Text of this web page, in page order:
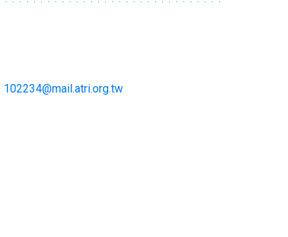
102234@mail.atri.org.tw